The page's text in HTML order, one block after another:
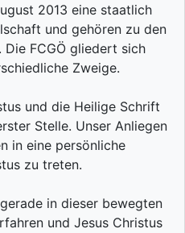
2013 eine staatlich
und gehören zu den
Die FCGÖ gliedert sich
Zweige.
und die Heilige Schrift
Stelle. Unser Anliegen
in eine persönliche
zu treten.
in dieser bewegten
und Jesus Christus